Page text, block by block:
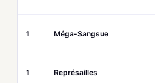
1 Méga-Sangsue
1 Représailles